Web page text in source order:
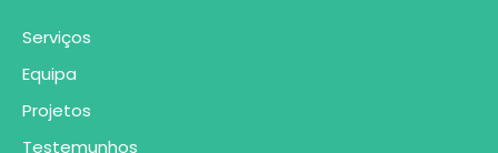
Serviços
Equipa
Projetos
Testemunhos